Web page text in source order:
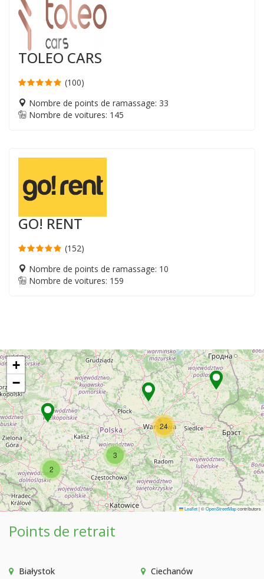
TOLEO CARS
(100)
Nombre de points de ramassage: 33
Nombre de voitures: 145
GO! RENT
(152)
Nombre de points de ramassage: 10
Nombre de voitures: 159
2
3
24
+
−
Leaflet|©OpenStreetMapcontributors
Points de retrait
Białystok
Ciechanów